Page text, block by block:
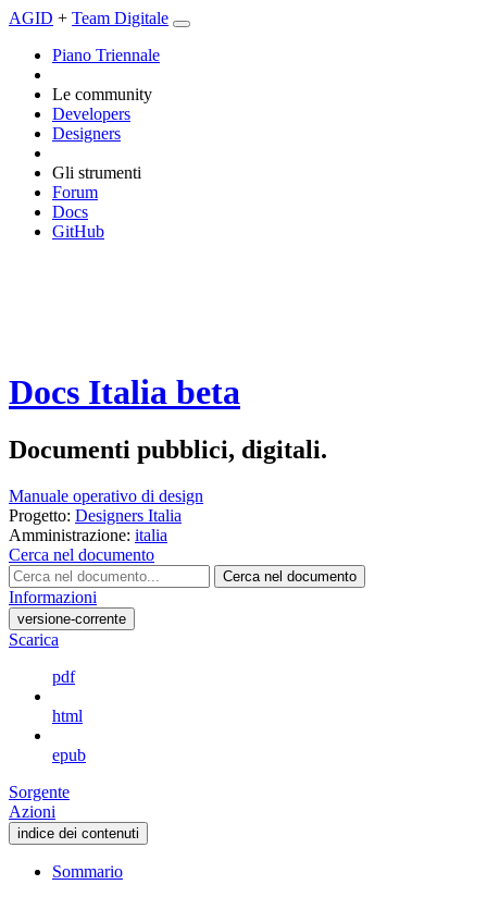
AGID + Team Digitale
Piano Triennale
Le community
Developers
Designers
Gli strumenti
Forum
Docs
GitHub
Docs Italia beta
Documenti pubblici, digitali.
Manuale operativo di design
Progetto: Designers Italia
Amministrazione: italia
Cerca nel documento
Cerca nel documento
Informazioni
versione-corrente
Scarica
pdf
html
epub
Sorgente
Azioni
indice dei contenuti
Sommario